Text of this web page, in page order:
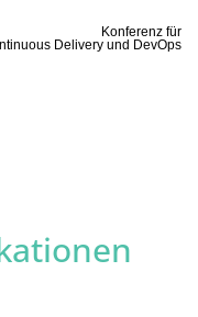
Konferenz für
Delivery und DevOps